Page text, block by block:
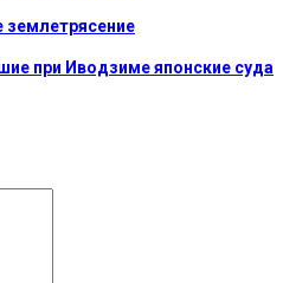
землетрясение
при Иводзиме японские суда